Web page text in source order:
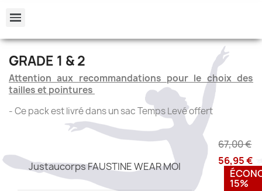
GRADE 1 & 2
Attention aux recommandations pour le choix des
tailles et pointures
- Ce pack est livré dans un sac Temps Levé offert
Justaucorps FAUSTINE WEAR MOI
67,00 €
56,95 €
15%